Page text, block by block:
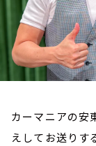
カーマニアの安
えしてお送りす